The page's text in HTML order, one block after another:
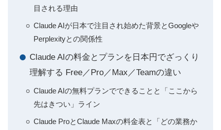
目される理由
Claude AIが日本で注目され始めた背景とGoogleや
Perplexityとの関係性
Claude AIの料金とプランを日本円でざっくり
理解する Free／Pro／Max／Teamの違い
Claude AIの無料プランでできることと「ここから
先はきつい」ライン
Claude ProとClaude Maxの料金表と「どの業務か